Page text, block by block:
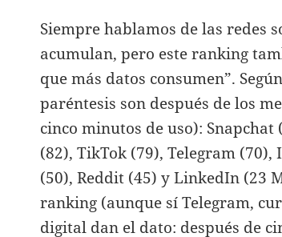
Siempre hablamos de las redes
acumulan, pero este ranking
que más datos consumen”.
paréntesis son después de los
cinco minutos de uso):
(82), TikTok (79), Telegram (70),
(50), Reddit (45) y LinkedIn (23
ranking (aunque sí Telegram,
digital dan el dato: después de